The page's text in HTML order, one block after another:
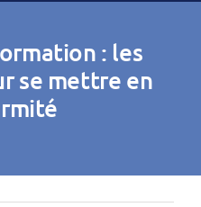
: les
se mettre en